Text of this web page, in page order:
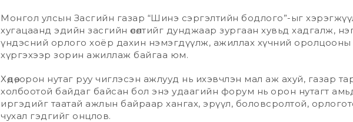
Монгол улсын Засгийн газар “Шинэ сэргэлтийн бодлого”-ыг
хугацаанд эдийн засгийн өсөлтийг дунджаар зургаан хувьд хадгалж,
үндэсний орлого хоёр дахин нэмэгдүүлж, ажиллах хүчний оролцооны
хүргэхээр зорин ажиллаж байгаа юм.
Хөдөө, орон нутаг руу чиглэсэн ажлууд нь ихэвчлэн мал аж ахуй, газар
холбоотой байдаг байсан бол энэ удаагийн форум нь орон нутагт
иргэдийг таатай ажлын байраар хангах, эрүүл, боловсролтой,
чухал гэдгийг онцлов.